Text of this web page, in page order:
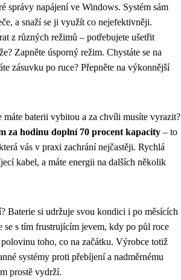
správy napájení ve Windows. Systém sám
a snaží se ji využít co nejefektivněji.
z různých režimů – potřebujete ušetřit
Zapněte úsporný režim. Chystáte se na
zásuvku po ruce? Přepněte na výkonnější
máte baterii vybitou a za chvíli musíte vyrazit?
za hodinu doplní 70 procent kapacity – to
vás v praxi zachrání nejčastěji. Rychlá
kabel, a máte energii na dalších několik
Baterie si udržuje svou kondici i po měsících
se s tím frustrujícím jevem, kdy po půl roce
toho, co na začátku. Výrobce totiž
systémy proti přebíjení a nadměrnému
prostě vydrží.